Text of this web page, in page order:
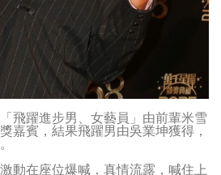
飛躍進步男、女藝員」由前輩米雪
嘉賓，結果飛躍男由吳業坤獲得，
動在座位爆喊，真情流露，喊住上